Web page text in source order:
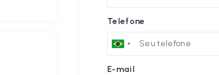
Telefone
E-mail